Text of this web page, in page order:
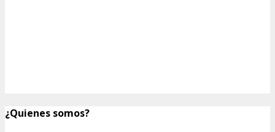
¿Quienes somos?